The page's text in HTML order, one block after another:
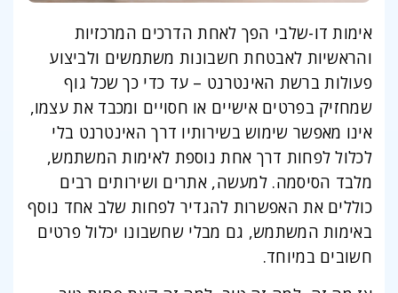
אימות דו-שלבי הפך לאחת הדרכים המרכזיות
והראשיות לאבטחת חשבונות משתמשים ולביצוע
פעולות ברשת האינטרנט – עד כדי כך שכל גוף
שמחזיק בפרטים אישיים או חסויים ומכבד את עצמו,
אינו מאפשר שימוש בשירותיו דרך האינטרנט בלי
לכלול לפחות דרך אחת נוספת לאימות המשתמש,
מלבד הסיסמה. למעשה, אתרים ושירותים רבים
כוללים את האפשרות להגדיר לפחות שלב אחד נוסף
באימות המשתמש, גם מבלי שחשבונו יכלול פרטים
חשובים במיוחד.